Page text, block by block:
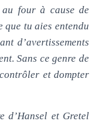
four à cause de
que tu aies entendu
d’avertissements
Sans ce genre de
et dompter
d’Hansel et Gretel